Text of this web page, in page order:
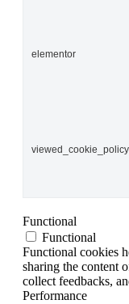
elementor
viewed_cookie_policy
Functional
Functional
Functional cookies
sharing the content
collect feedbacks,
Performance